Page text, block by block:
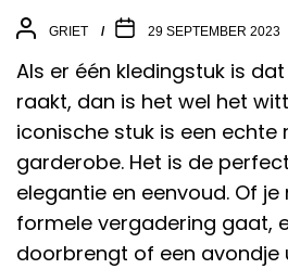
GRIET 29 SEPTEMBER 2023
Als er één kledingstuk is
raakt, dan is het wel het
iconische stuk is een echte
garderobe. Het is de
elegantie en eenvoud. Of je
formele vergadering gaat,
doorbrengt of een avondje